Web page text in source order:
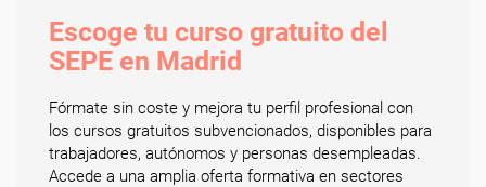
Escoge tu curso gratuito del
SEPE en Madrid
Fórmate sin coste y mejora tu perfil profesional con
los cursos gratuitos subvencionados, disponibles para
trabajadores, autónomos y personas desempleadas.
Accede a una amplia oferta formativa en sectores